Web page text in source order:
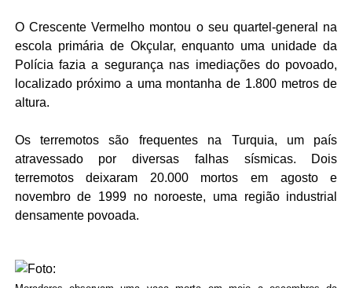
O Crescente Vermelho montou o seu quartel-general na
escola primária de Okçular, enquanto uma unidade da
Polícia fazia a segurança nas imediações do povoado,
localizado próximo a uma montanha de 1.800 metros de
altura.
Os terremotos são frequentes na Turquia, um país
atravessado por diversas falhas sísmicas. Dois
terremotos deixaram 20.000 mortos em agosto e
novembro de 1999 no noroeste, uma região industrial
densamente povoada.